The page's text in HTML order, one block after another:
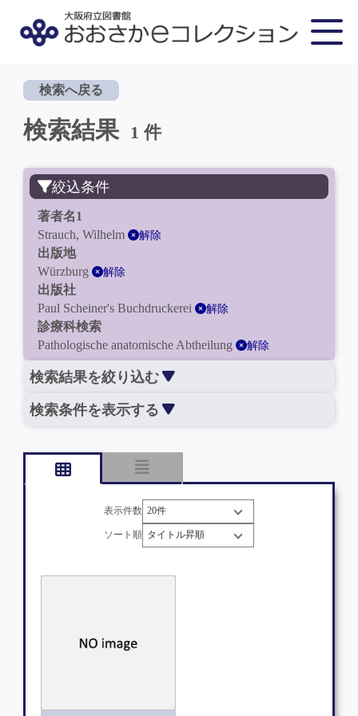
検索へ戻る
検索結果 1 件
絞込条件
著者名1
Strauch, Wilhelm
解除
出版地
Würzburg
解除
出版社
Paul Scheiner's Buchdruckerei
解除
診療科検索
Pathologische anatomische Abtheilung
解除
検索結果を絞り込む
検索条件を表示する
表示件数
ソート順